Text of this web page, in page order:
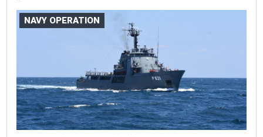
NAVY OPERATION